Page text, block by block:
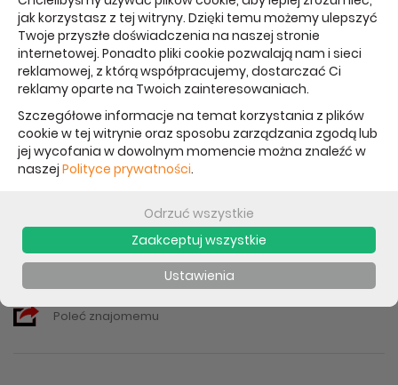
Cena brutto:
245 zł
Cena netto: 199,19 zł
Data aktualizacji: 11.05.2021
Udostępnij:
Powiadom mnie o dostępności
- Gwarancja brak gwarancji
Poleć znajomemu
jak korzystasz z tej witryny. Dzięki temu możemy ulepszyć
Twoje przyszłe doświadczenia na naszej stronie
internetowej. Ponadto pliki cookie pozwalają nam i sieci
reklamowej, z którą współpracujemy, dostarczać Ci
reklamy oparte na Twoich zainteresowaniach.
Szczegółowe informacje na temat korzystania z plików
cookie w tej witrynie oraz sposobu zarządzania zgodą lub
jej wycofania w dowolnym momencie można znaleźć w
naszej Polityce prywatności.
Odrzuć wszystkie
Zaakceptuj wszystkie
Ustawienia